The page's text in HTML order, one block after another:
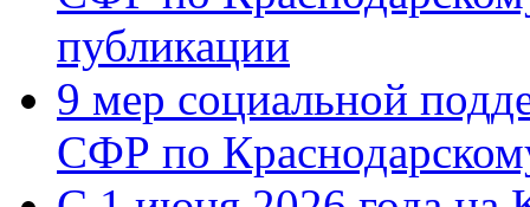
публикации
9 мер социальной
СФР по